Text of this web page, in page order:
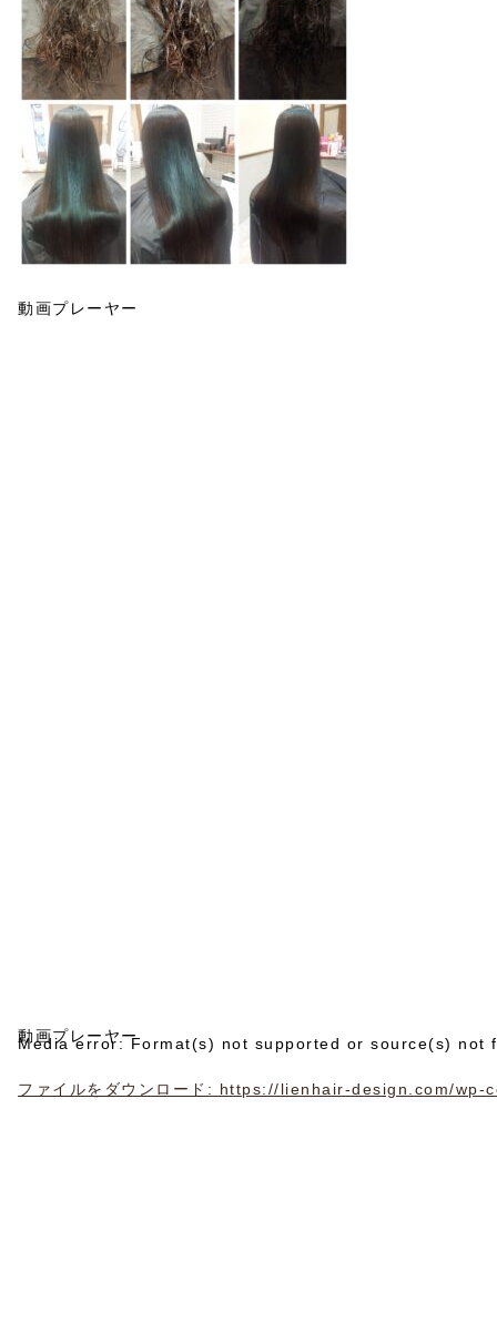
動画プレーヤー
Media error: Format(s) not supported or source(s) not
ファイルをダウンロード: https://lienhair-design.com/
動画プレーヤー